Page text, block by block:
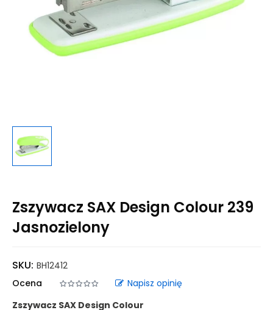
Zszywacz SAX Design Colour 239
Jasnozielony
SKU: BH12412
Ocena
Napisz opinię
Zszywacz SAX Design Colour